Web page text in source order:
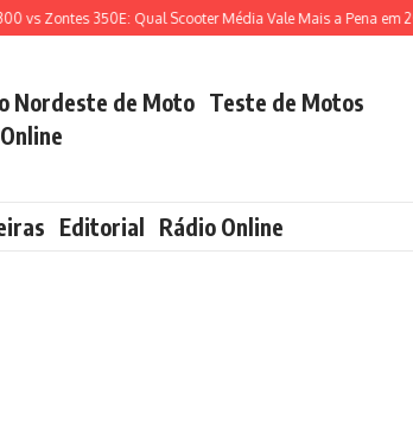
Zontes 350E: Qual Scooter Média Vale Mais a Pena em 2026?
Nordeste de Moto Teste de Motos
Editorial Rádio Online